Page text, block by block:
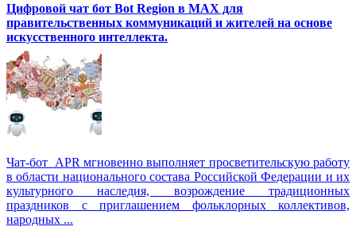
Цифровой чат бот Вot Region в MAX для
правительственных коммуникаций и жителей на основе
искусственного интеллекта.
Чат-бот APR мгновенно выполняет просветительскую работу
в области национального состава Российской Федерации и их
культурного наследия, возрождение традиционных
праздников с приглашением фольклорных коллективов,
народных ...